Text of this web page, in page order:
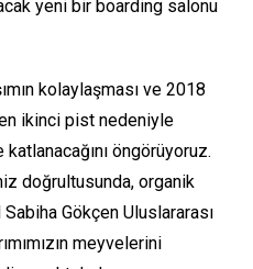
yeni bir boarding salonu
kolaylaşması ve 2018
ikinci pist nedeniyle
öngörüyoruz.
doğrultusunda, organik
Gökçen Uluslararası
meyvelerini